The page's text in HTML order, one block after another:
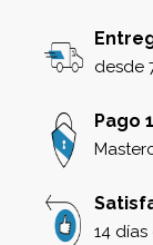
desde
Pago
14